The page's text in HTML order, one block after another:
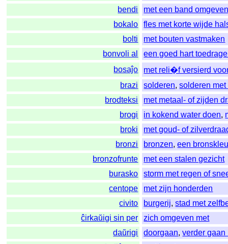
bendi
met een band
bokalo
fles met korte wijde
bolti
met bouten vastmaken
bonvoli al
een goed hart
bosaĵo
met reli�f versierd
brazi
solderen,solderen
brodteksi
met metaal- of zijden
brogi
in kokend water doen,
broki
met goud- of
bronzi
bronzen,een
bronzofrunte
met een stalen gezicht
burasko
storm met regen of
centope
met zijn honderden
civito
burgerij,stad met
ĉirkaŭigi sin per
zich omgeven met
daŭrigi
doorgaan,verder gaan